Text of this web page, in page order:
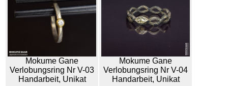
Mokume Gane
Verlobungsring Nr V-03
Handarbeit, Unikat
Mokume Gane
Verlobungsring Nr V-04
Handarbeit, Unikat